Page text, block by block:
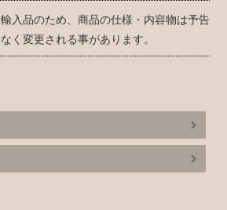
輸入品のため、商品の仕様・内容物は予告
なく変更される事があります。